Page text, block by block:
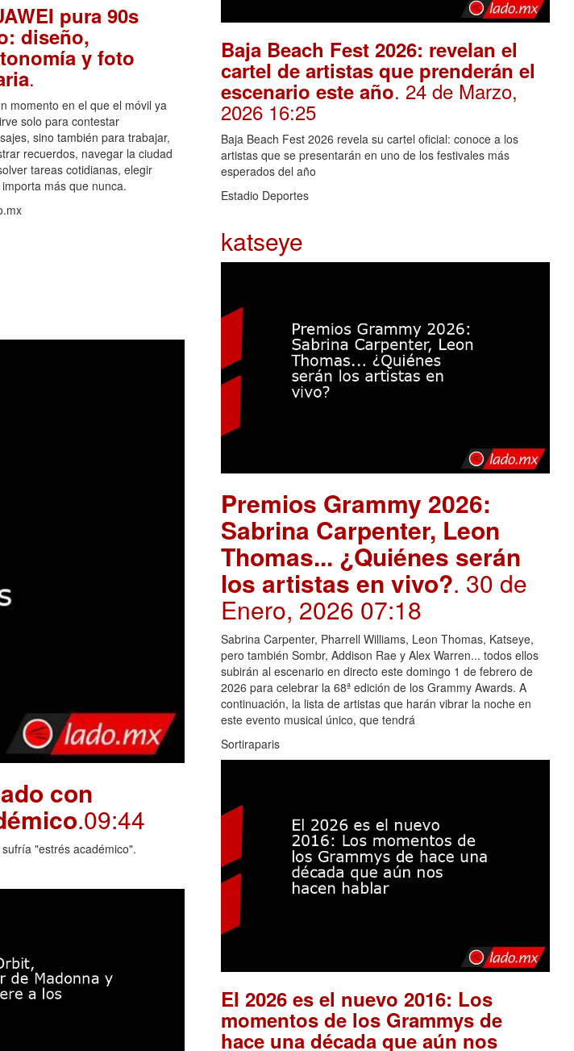
pura 90s
diseño,
y foto
.
momento en el que el móvil ya
solo para contestar
sino también para trabajar,
recuerdos, navegar la ciudad
tareas cotidianas, elegir
más que nunca.
con
.09:44
"estrés académico".
Baja Beach Fest 2026: revelan el
cartel de artistas que prenderán el
escenario este año. 24 de Marzo,
2026 16:25
Baja Beach Fest 2026 revela su cartel oficial: conoce a los
artistas que se presentarán en uno de los festivales más
esperados del año
Estadio Deportes
katseye
Premios Grammy 2026:
Sabrina Carpenter, Leon
Thomas... ¿Quiénes serán
los artistas en vivo?. 30 de
Enero, 2026 07:18
Sabrina Carpenter, Pharrell Williams, Leon Thomas, Katseye,
pero también Sombr, Addison Rae y Alex Warren... todos ellos
subirán al escenario en directo este domingo 1 de febrero de
2026 para celebrar la 68ª edición de los Grammy Awards. A
continuación, la lista de artistas que harán vibrar la noche en
este evento musical único, que tendrá
Sortiraparis
El 2026 es el nuevo 2016: Los
momentos de los Grammys de
hace una década que aún nos